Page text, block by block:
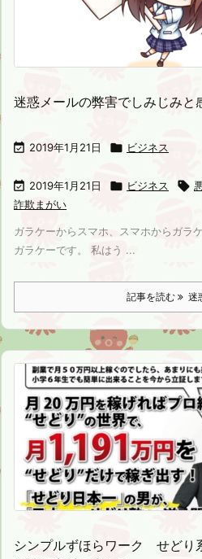
迷惑メールの弊害でしみじみと
 2019年1月21日  ビジネス
 2019年1月21日  ビジネス 
詐欺まがい
ガラケーからスマホ、スマホからガラ
ガラケーです。 私はう ...
記事を読む 迷
シンプルずほらワーク せどり